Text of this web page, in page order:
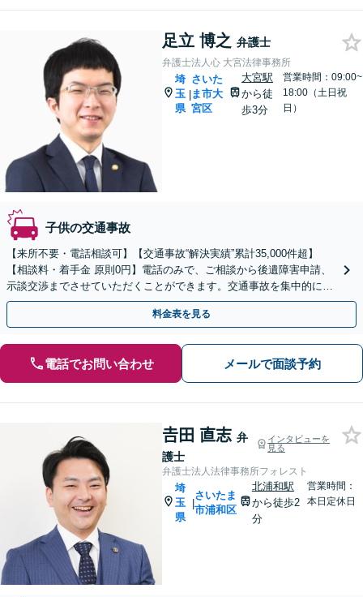
足立 博之 弁護士
弁護士法人心 大宮法律事務所
埼
玉
県
|
さいた
ま市大
宮区
大宮駅
から徒
歩3分
営業時間：09:00~
18:00（土日祝
日）
子供の交通事故
【来所不要・電話相談可】【交通事故“解決実績”累計35,000件超】
【相談料・着手金 原則0円】電話のみで、ご相談から後遺障害申請、
示談交渉までさせていただくことができます。交通事故を集中的に取
り扱っている弁護士が全力でサポート！
料金表を見る
電話でお問い合わせ メールで面談予約
𠮷田 直志 弁
護士
インタビューを
見る
弁護士法人法律事務所フォレスト
埼
玉
県
|
さいたま
市浦和区
北浦和駅
から徒歩2
分
営業時間：
本日定休日